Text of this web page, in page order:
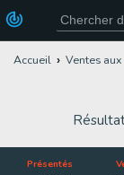
Accueil Ventes
Présentés